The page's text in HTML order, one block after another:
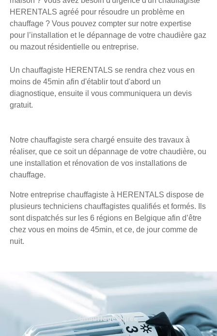
HERENTALS agréé pour résoudre un problème en
chauffage ? Vous pouvez compter sur notre expertise
pour l’installation et le dépannage de votre chaudière gaz
ou mazout résidentielle ou entreprise.
Un chauffagiste HERENTALS se rendra chez vous en
moins de 45min afin d'établir tout d'abord un
diagnostique, ensuite il vous communiquera un devis
gratuit.
Notre chauffagiste sera chargé ensuite des travaux à
réaliser, que ce soit un dépannage de votre chaudière, ou
une installation et rénovation de vos installations de
chauffage.
Notre entreprise chauffagiste à HERENTALS dispose de
plusieurs techniciens chauffagistes qualifiés et formés. Ils
sont dispatchés sur les 6 régions en Belgique afin d’être
chez vous en moins de 45min, et ce, de jour comme de
nuit.
Chauffage agréé